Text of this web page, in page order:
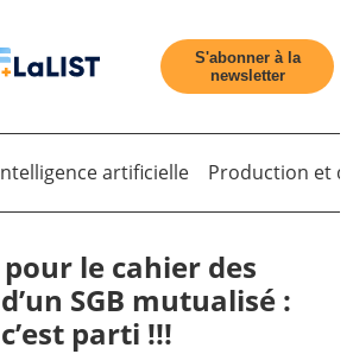
S'abonner à la
newsletter
artificielle Production et
le cahier des
SGB mutualisé :
c’est parti !!!